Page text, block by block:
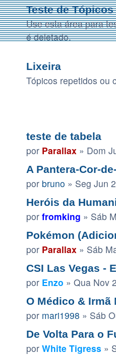
Teste de Tópicos
Use esta área para
é deletado.
Lixeira
Tópicos repetidos ou
teste de tabela
por Parallax » Dom
A Pantera-Cor-
por bruno » Seg Jun
Heróis da
por fromking » Sáb
Pokémon
por Parallax » Sáb
CSI Las Vegas -
por Enzo » Qua Nov
O Médico & Irmã
por mari1998 » Sáb
De Volta Para o
por White Tigress »